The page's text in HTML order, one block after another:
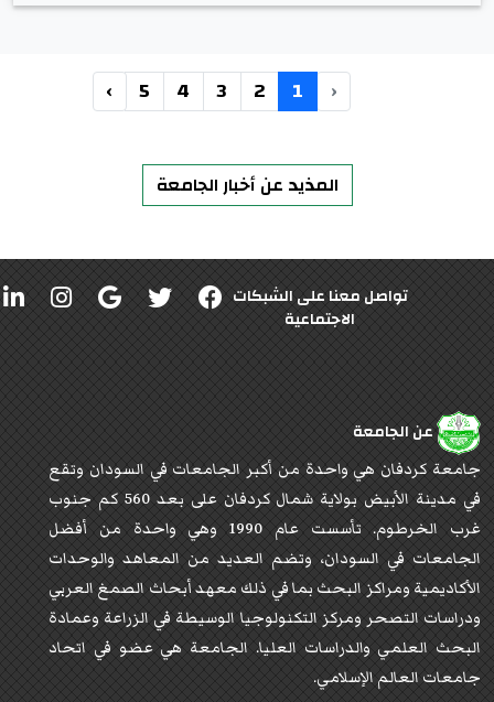
‹
1
2
3
4
5
›
المذيد عن أخبار الجامعة
تواصل معنا على الشبكات
الاجتماعية
عن الجامعة
جامعة كردفان هي واحدة من أكبر الجامعات في السودان وتقع
في مدينة الأبيض بولاية شمال كردفان على بعد 560 كم جنوب
غرب الخرطوم. تأسست عام 1990 وهي واحدة من أفضل
الجامعات في السودان، وتضم العديد من المعاهد والوحدات
الأكاديمية ومراكز البحث بما في ذلك معهد أبحاث الصمغ العربي
ودراسات التصحر ومركز التكنولوجيا الوسيطة في الزراعة وعمادة
البحث العلمي والدراسات العليا. الجامعة هي عضو في اتحاد
جامعات العالم الإسلامي.